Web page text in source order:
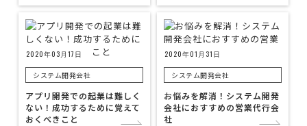
2020年03月17日
システム開発会社
アプリ開発での起業は難しく
ない！成功するために覚えて
おくべきこと
2020年01月31日
システム開発会社
お悩みを解消！システム開発
会社におすすめの営業代行会
社